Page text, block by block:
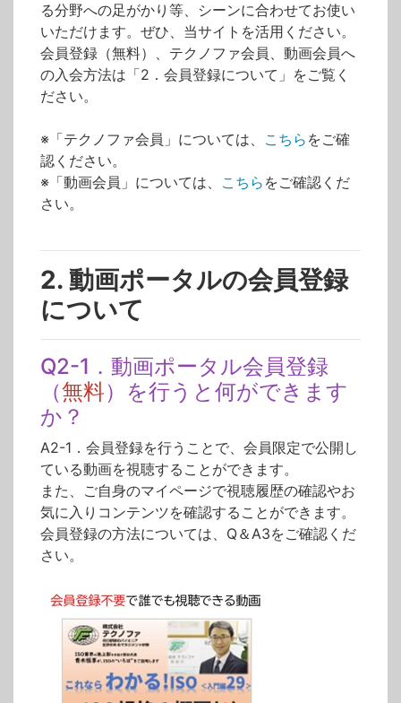
る分野への足がかり等、シーンに合わせてお使い
いただけます。ぜひ、当サイトを活用ください。
会員登録（無料）、テクノファ会員、動画会員へ
の入会方法は「2．会員登録について」をご覧く
ださい。
※「テクノファ会員」については、 こちら をご確
認ください。
※「動画会員」については、 こちら をご確認くだ
さい。
2. 動画ポータルの会員登録
について
Q2-1．動画ポータル会員登録
（無料）を行うと何ができます
か？
A2-1．会員登録を行うことで、会員限定で公開し
ている動画を視聴することができます。
また、ご自身のマイページで視聴履歴の確認やお
気に入りコンテンツを確認することができます。
会員登録の方法については、Q＆A3をご確認くだ
さい。